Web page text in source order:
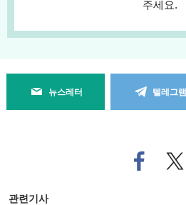
주세요.
뉴스레터 텔레그램
페
이
트위
터로
관련기사